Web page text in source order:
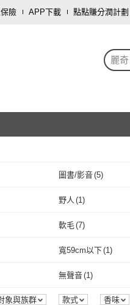
險 APP下載 點點賺分潤計劃
麗奇
圖書/影音(5)
數位內容
野人 (1)
AS 雅司設計
野人
AS 雅司設計
軟毛 (7)
軟毛(7)
寬59cm以下(1)
寬59cm以下
無聲音(1)
無聲音 1)
象與族群 款式 香味